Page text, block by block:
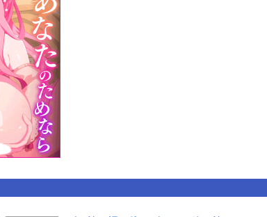
す。 RSS設定 更新順130件まで。それ以降の古いものは表